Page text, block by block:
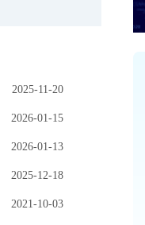
2025-11-20
2026-01-15
2026-01-13
2025-12-18
2021-10-03